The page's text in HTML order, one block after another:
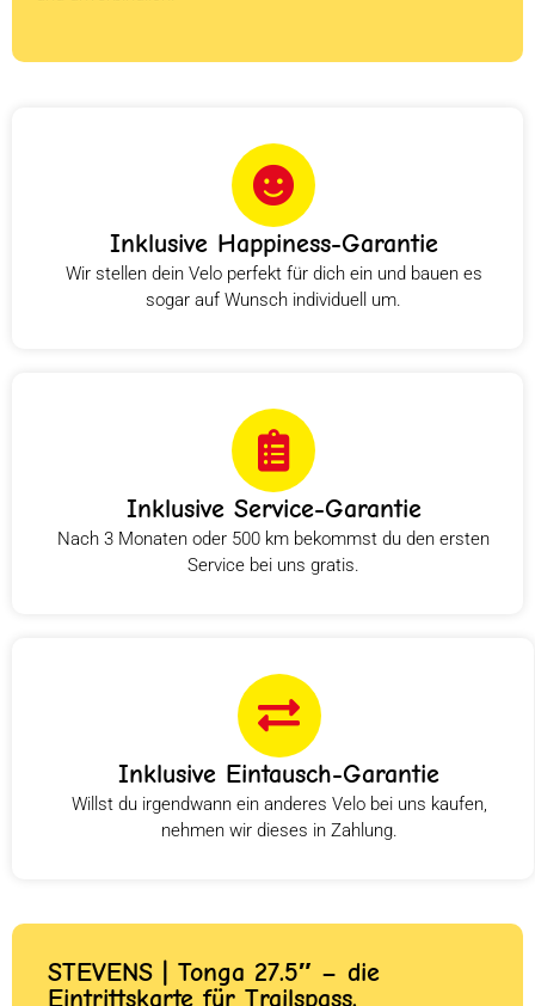
Inklusive Happiness-Garantie
Wir stellen dein Velo perfekt für dich ein und bauen es
sogar auf Wunsch individuell um.
Inklusive Service-Garantie
Nach 3 Monaten oder 500 km bekommst du den ersten
Service bei uns gratis.
Inklusive Eintausch-Garantie
Willst du irgendwann ein anderes Velo bei uns kaufen,
nehmen wir dieses in Zahlung.
STEVENS | Tonga 27.5″ – die
Eintrittskarte für Trailspass.